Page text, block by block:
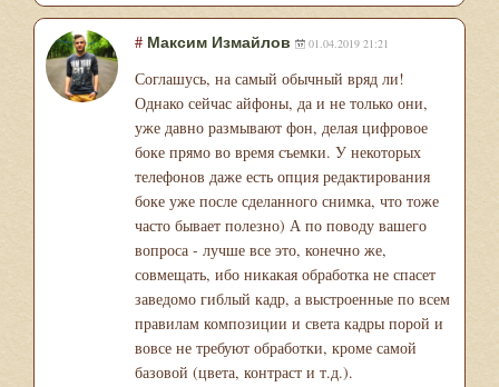
# Максим Измайлов 01.04.2019 21:21
Соглашусь, на самый обычный вряд ли!
Однако сейчас айфоны, да и не только они,
уже давно размывают фон, делая цифровое
боке прямо во время съемки. У некоторых
телефонов даже есть опция редактирования
боке уже после сделанного снимка, что тоже
часто бывает полезно) А по поводу вашего
вопроса - лучше все это, конечно же,
совмещать, ибо никакая обработка не спасет
заведомо гиблый кадр, а выстроенные по всем
правилам композиции и света кадры порой и
вовсе не требуют обработки, кроме самой
базовой (цвета, контраст и т.д.).